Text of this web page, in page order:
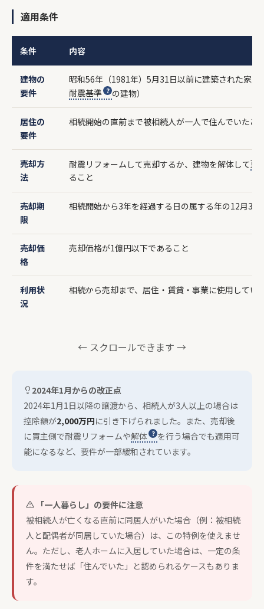
適用条件
条件 内容
建物の
要件
昭和56年（1981年）5月31日以前に建築された家屋
耐震基準
の建物）
居住の
要件
相続開始の直前まで被相続人が一人で住んでいたこ
売却方
法
耐震リフォームして売却するか、建物を解体して更
ること
売却期
限
相続開始から3年を経過する日の属する年の12月31
売却価
格
売却価格が1億円以下であること
利用状
況
相続から売却まで、居住・賃貸・事業に使用してい
← スクロールできます →
2024年1月からの改正点
2024年1月1日以降の譲渡から、相続人が3人以上の場合は
控除額が2,000万円に引き下げられました。また、売却後
に買主側で耐震リフォームや解体
を行う場合でも適用可
能になるなど、要件が一部緩和されています。
「一人暮らし」の要件に注意
被相続人が亡くなる直前に同居人がいた場合（例：被相続
人と配偶者が同居していた場合）は、この特例を使えませ
ん。ただし、老人ホームに入居していた場合は、一定の条
件を満たせば「住んでいた」と認められるケースもありま
す。